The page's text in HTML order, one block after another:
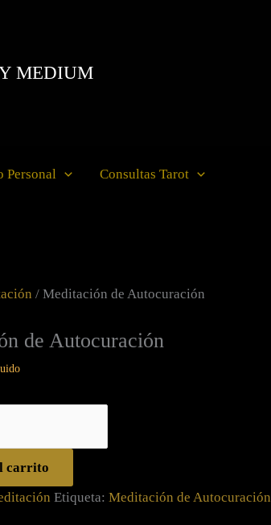
MEDIUM
Personal Consultas Tarot
/ Meditación de Autocuración
de Autocuración
carrito
Etiqueta: Meditación de Autocuración